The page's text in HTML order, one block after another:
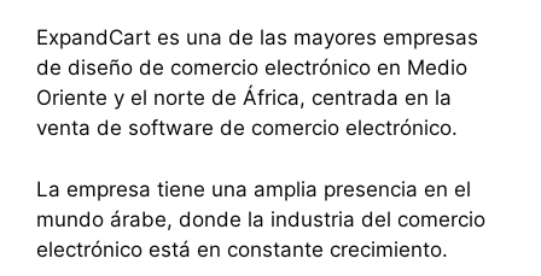
ExpandCart es una de las mayores empresas
de diseño de comercio electrónico en Medio
Oriente y el norte de África, centrada en la
venta de software de comercio electrónico.
La empresa tiene una amplia presencia en el
mundo árabe, donde la industria del comercio
electrónico está en constante crecimiento.